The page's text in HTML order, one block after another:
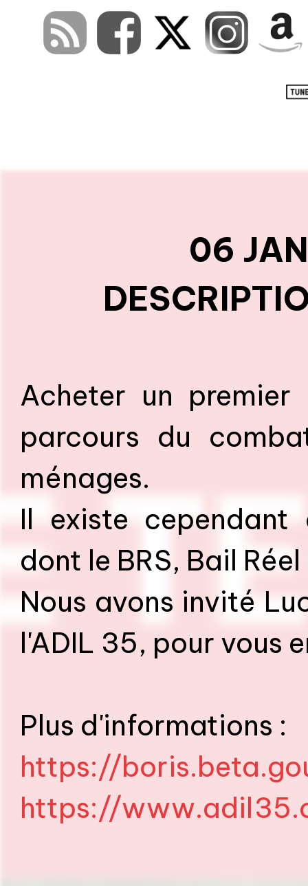
06
Acheter un
parcours du
ménages.
Il existe cependant
dont le BRS, Bail
Nous avons invité
l'ADIL 35, pour vous
Plus d'informations :
https://
https://